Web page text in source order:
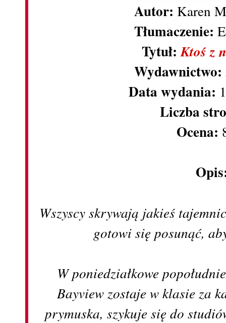
Autor: Karen
Tłumaczenie:
Tytuł: Ktoś z
Wydawnictwo:
Data wydania:
Liczba
Ocena:
Wszyscy skrywają jakieś
gotowi się posunąć,
W poniedziałkowe
Bayview zostaje w klasie za
prymuska, szykuje się do